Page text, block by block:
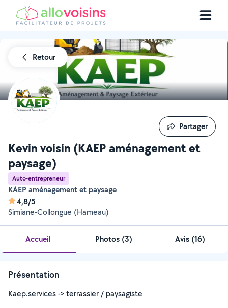
Retour
Kevin voisin (KAEP aménagement et
paysage)
Auto-entrepreneur
KAEP aménagement et paysage
4,8/5
Simiane-Collongue (Hameau)
Partager
Partager
Accueil Photos (3) Avis (16)
Présentation
Kaep.services -> terrassier / paysagiste